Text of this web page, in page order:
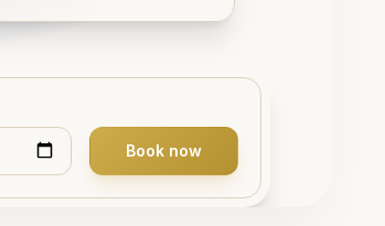
Book now